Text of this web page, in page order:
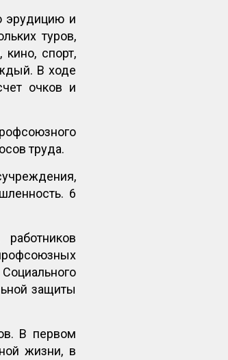
эрудицию и
туров,
спорт,
В ходе
очков и
труда.
6
защиты
В первом
жизни, в